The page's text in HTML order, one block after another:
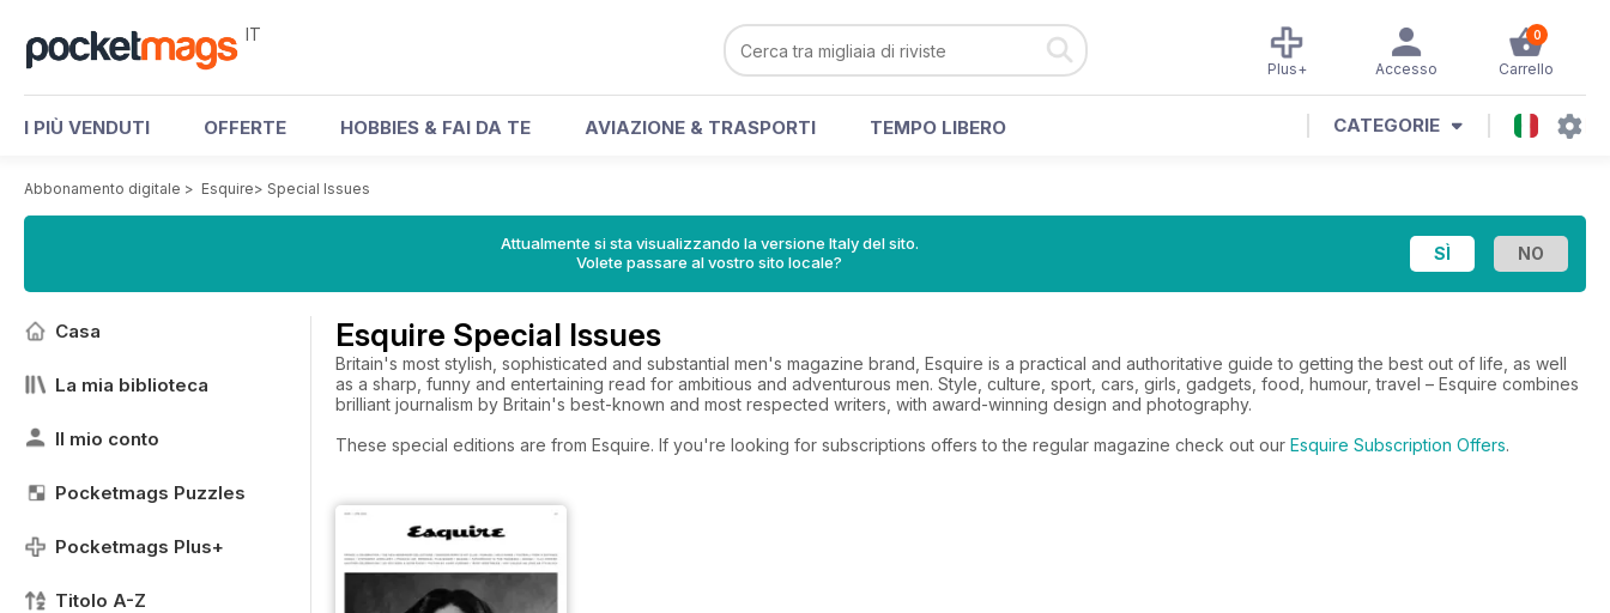
IT 0
Carrello
Accesso
Plus+
I PIÙ VENDUTI OFFERTE HOBBIES & FAI DA TE AVIAZIONE & TRASPORTI TEMPO LIBERO CATEGORIE
Abbonamento digitale > Esquire> Special Issues
Attualmente si sta visualizzando la versione Italy del sito.
Volete passare al vostro sito locale?
Casa
La mia biblioteca
Il mio conto
Pocketmags Puzzles
Pocketmags Plus+
Titolo A-Z
Esquire Special Issues
Britain's most stylish, sophisticated and substantial men's magazine brand, Esquire is a practical and authoritative guide to getting the best out of life, as well
as a sharp, funny and entertaining read for ambitious and adventurous men. Style, culture, sport, cars, girls, gadgets, food, humour, travel – Esquire combines
brilliant journalism by Britain's best-known and most respected writers, with award-winning design and photography.
These special editions are from Esquire. If you're looking for subscriptions offers to the regular magazine check out our Esquire Subscription Offers.